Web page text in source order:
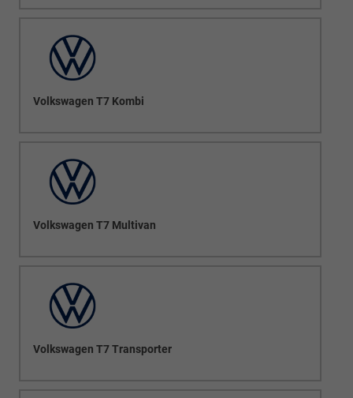
Volkswagen T7 Kombi
Volkswagen T7 Multivan
Volkswagen T7 Transporter